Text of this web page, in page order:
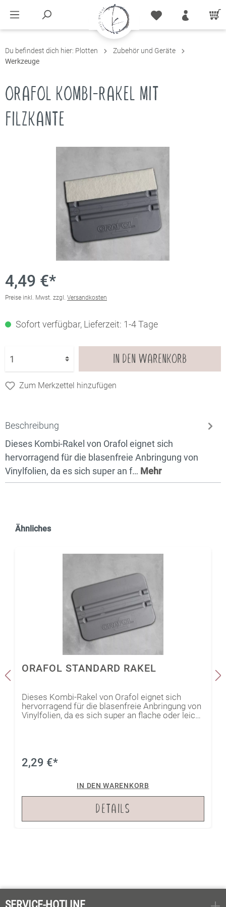
Du befindest dich hier: Plotten
Zubehör und Geräte
Werkzeuge
ORAFOL KOMBI-RAKEL MIT
FILZKANTE
4,49 €*
Preise inkl. Mwst. zzgl. Versandkosten
Sofort verfügbar, Lieferzeit: 1-4 Tage
IN DEN WARENKORB
Zum Merkzettel hinzufügen
Beschreibung
Dieses Kombi-Rakel von Orafol eignet sich
hervorragend für die blasenfreie Anbringung von
Vinylfolien, da es sich super an f… Mehr
Ähnliches
ORAFOL STANDARD RAKEL
Dieses Kombi-Rakel von Orafol eignet sich
hervorragend für die blasenfreie Anbringung von
Vinylfolien, da es sich super an flache oder leicht
2,29 €*
IN DEN WARENKORB
DETAILS